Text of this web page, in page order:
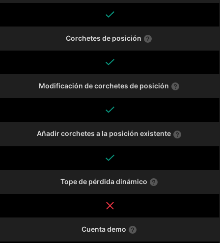
Corchetes de posición
Modificación de corchetes de posición
Añadir corchetes a la posición existente
Tope de pérdida dinámico
Cuenta demo